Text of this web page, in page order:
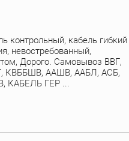
контрольный, кабель гибкий
невостребованный,
Дорого. Самовывоз ВВГ,
КВББШВ, ААШВ, ААБЛ, АСБ,
КАБЕЛЬ ГЕР ...